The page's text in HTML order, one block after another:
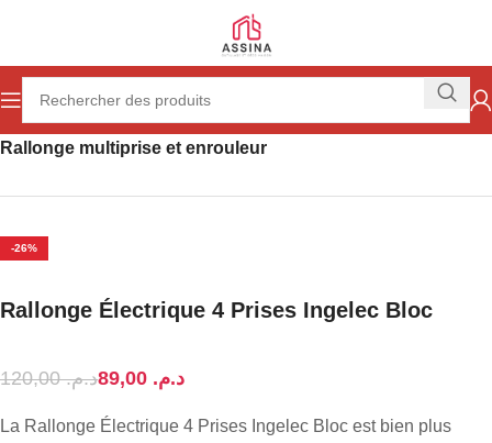
Accueil Electricité et éclairage Electricité
Rallonge multiprise et enrouleur
-26%
Rallonge Électrique 4 Prises Ingelec Bloc
د.م.120,00 د.م.
La Rallonge Électrique 4 Prises Ingelec Bloc est bien plus